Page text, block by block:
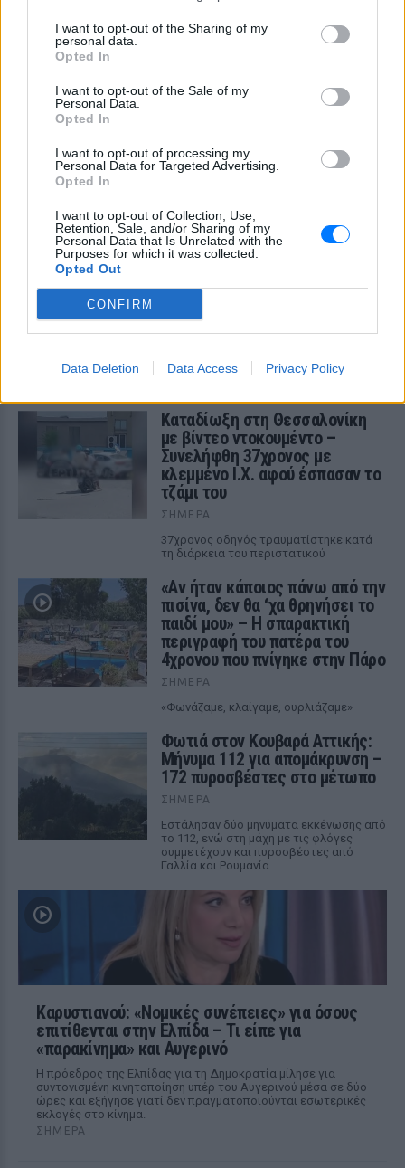
I want to opt-out of the Sharing of my
personal data.
Opted In
I want to opt-out of the Sale of my
Personal Data.
Opted In
I want to opt-out of processing my
Personal Data for Targeted Advertising.
Opted In
I want to opt-out of Collection, Use,
Retention, Sale, and/or Sharing of my
Personal Data that Is Unrelated with the
Purposes for which it was collected.
Opted Out
CONFIRM
Data Deletion Data Access Privacy Policy
μαλώναμε με γονείς»
Χάρης Αμπραζής, και ο ίδιος ο
Πάτρα: Παιδί 2,5 ετών έπεσε από μπαλκόνι –
Δέντρο σταμάτησε την πτώση του
ΣΉΜΕΡΑ
Καταδίωξη στη Θεσσαλονίκη
με βίντεο ντοκουμέντο –
Συνελήφθη 37χρονος με
κλεμμένο Ι.Χ. αφού έσπασαν το
τζάμι του
ΣΉΜΕΡΑ
37χρονος οδηγός τραυματίστηκε κατά
τη διάρκεια του περιστατικού
«Αν ήταν κάποιος πάνω από την
πισίνα, δεν θα ‘χα θρηνήσει το
παιδί μου» – Η σπαρακτική
περιγραφή του πατέρα του
4χρονου που πνίγηκε στην Πάρο
ΣΉΜΕΡΑ
«Φωνάζαμε, κλαίγαμε, ουρλιάζαμε»
Φωτιά στον Κουβαρά Αττικής:
Μήνυμα 112 για απομάκρυνση –
172 πυροσβέστες στο μέτωπο
ΣΉΜΕΡΑ
Εστάλησαν δύο μηνύματα εκκένωσης από
το 112, ενώ στη μάχη με τις φλόγες
συμμετέχουν και πυροσβέστες από
Γαλλία και Ρουμανία
Καρυστιανού: «Νομικές συνέπειες» για όσους
επιτίθενται στην Ελπίδα – Τι είπε για
«παρακίνημα» και Αυγερινό
Η πρόεδρος της Ελπίδας για τη Δημοκρατία μίλησε για
συντονισμένη κινητοποίηση υπέρ του Αυγερινού μέσα σε δύο
ώρες και εξήγησε γιατί δεν πραγματοποιούνται εσωτερικές
εκλογές στο κίνημα.
ΣΉΜΕΡΑ